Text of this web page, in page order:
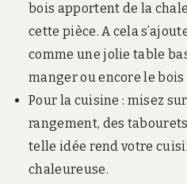
bois apportent de la
cette pièce. A cela
comme une jolie table
manger ou encore le
Pour la cuisine : misez
rangement, des
telle idée rend votre
chaleureuse.